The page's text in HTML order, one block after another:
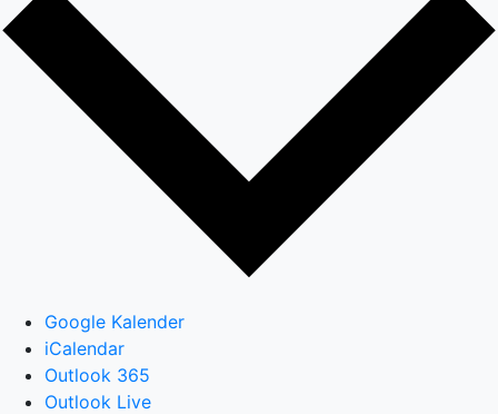
Google Kalender
iCalendar
Outlook 365
Outlook Live